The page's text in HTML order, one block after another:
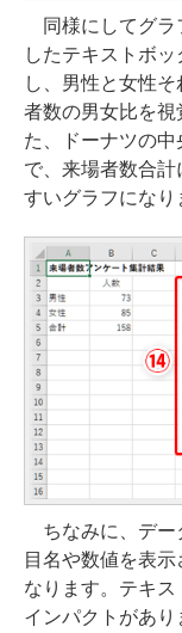
同様にしてグラ
したテキストボ
し、男性と女性
者数の男女比を視
た、ドーナツの
で、来場者数合
すいグラフになり
ちなみに、デー
目名や数値を表
なります。テキス
インパクトがあ